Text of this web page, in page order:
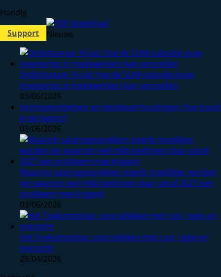
Handig
Support
Nieuws
Ontbijtsessie 16 juli: hoe de SLIM-subsidie jouw
investering in medewerkers kan versnellen
03/06/2026
Vermogensbeheer en familieverhoudingen: hoe houd
je de balans?
03/06/2026
Waarom salarisgesprekken steeds moeilijker worden
(en waarom veel mkb-bedrijven daar vanaf 2027 een
probleem mee krijgen)
03/06/2026
Het Toekomstplan: vooruitkijken met rust, regie en
overzicht
29/04/2026